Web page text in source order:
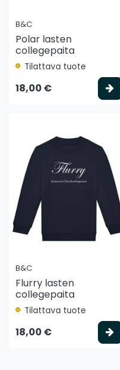
B&C
Polar lasten
collegepaita
Tilattava tuote
18,00 €
B&C
Flurry lasten
collegepaita
Tilattava tuote
18,00 €